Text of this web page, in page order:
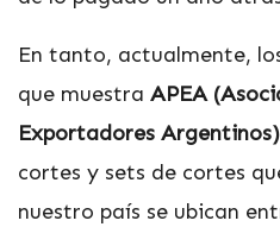
En tanto, actualmente,
que muestra APEA
Exportadores Argentinos)
cortes y sets de cortes
nuestro país se ubican